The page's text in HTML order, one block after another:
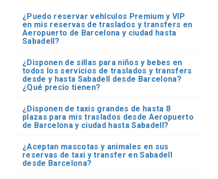
¿Puedo reservar vehículos Premium y VIP
en mis reservas de traslados y transfers en
Aeropuerto de Barcelona y ciudad hasta
Sabadell?
¿Disponen de sillas para niños y bebes en
todos los servicios de traslados y transfers
desde y hasta Sabadell desde Barcelona?
¿Qué precio tienen?
¿Disponen de taxis grandes de hasta 8
plazas para mis traslados desde Aeropuerto
de Barcelona y ciudad hasta Sabadell?
¿Aceptan mascotas y animales en sus
reservas de taxi y transfer en Sabadell
desde Barcelona?